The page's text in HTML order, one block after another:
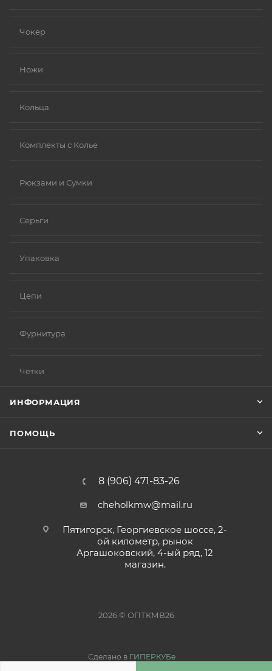
Чокер
Ножи
Кольца
Комплекты с Колье
Рюкзами и Сумки
Серьги
Упаковка
Цепи
Фурнитура
Чётки
ИНФОРМАЦИЯ
ПОМОЩЬ
8 (906) 471-83-26
cheholkmw@mail.ru
Пятигорск, Георгиевское шоссе, 2-
ой километр, рынок
Аргашоковский, 4-ый ряд, 12
магазин.
2026 © ОПТКМВ26
Сделано в ГИПЕРКУБе